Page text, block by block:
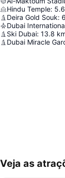
Hindu Temple: 5.6
Deira Gold Souk:
Dubai
Ski Dubai: 13.8
Dubai Miracle
Ampliar mapa
Veja as